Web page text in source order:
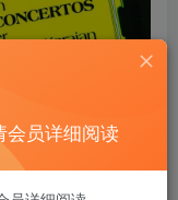
会员详细阅读